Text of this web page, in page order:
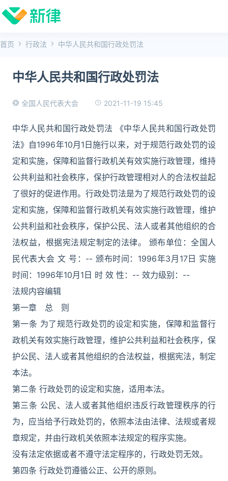
首页 行政法 中华人民共和国行政处罚法
中华人民共和国行政处罚法
全国人民代表大会 2021-11-19 15:45
中华人民共和国行政处罚法 《中华人民共和国行政处罚
法》自1996年10月1日施行以来，对于规范行政处罚的设
定和实施，保障和监督行政机关有效实施行政管理，维持
公共利益和社会秩序，保护行政管理相对人的合法权益起
了很好的促进作用。行政处罚法是为了规范行政处罚的设
定和实施，保障和监督行政机关有效实施行政管理，维护
公共利益和社会秩序，保护公民、法人或者其他组织的合
法权益，根据宪法规定制定的法律。 颁布单位：全国人
民代表大会 文 号：-- 颁布时间：1996年3月17日 实施
时间：1996年10月1日 时 效 性：-- 效力级别：--
法规内容编辑
第一章 总 则
第一条 为了规范行政处罚的设定和实施，保障和监督行
政机关有效实施行政管理，维护公共利益和社会秩序，保
护公民、法人或者其他组织的合法权益，根据宪法，制定
本法。
第二条 行政处罚的设定和实施，适用本法。
第三条 公民、法人或者其他组织违反行政管理秩序的行
为，应当给予行政处罚的，依照本法由法律、法规或者规
章规定，并由行政机关依照本法规定的程序实施。
没有法定依据或者不遵守法定程序的，行政处罚无效。
第四条 行政处罚遵循公正、公开的原则。